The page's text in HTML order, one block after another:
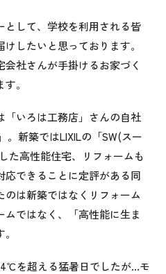
として、学校を利用される皆
したいと思っております。
社さんが手掛けるお家づく
。
いろは工務店」さんの自社
。新築ではLIXILの「SW(スー
た高性能住宅、リフォームも
できることに定評がある同
は新築ではなくリフォーム
ではなく、「高性能に生ま
を超える猛暑日でしたが…モ